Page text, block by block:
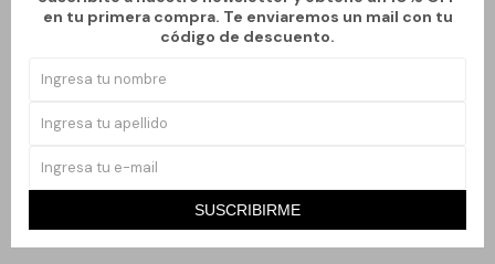
en tu primera compra. Te enviaremos un mail con tu
código de descuento.
SUSCRIBIRME
para alegrar el día a alguien querido.
decorativo que puede realzar la estética de cualquier habitación.
de una habitación infantil o como un adorable accesorio en el
salón.